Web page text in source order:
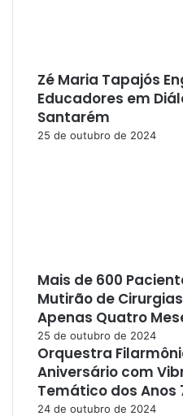
Zé Maria Tapajós
Educadores em
Santarém
25 de outubro de 2024
Mais de 600
Mutirão de Cirurgias
Apenas Quatro
25 de outubro de 2024
Orquestra
Aniversário com
Temático dos Anos
24 de outubro de 2024